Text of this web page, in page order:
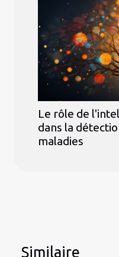
Le rôle de
dans la
maladies
Similaire